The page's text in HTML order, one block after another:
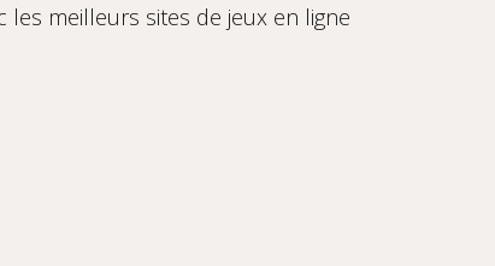
les meilleurs sites de jeux en ligne